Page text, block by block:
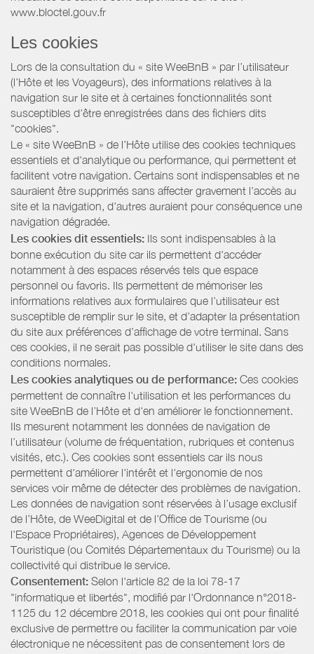
www.bloctel.gouv.fr
Les cookies
Lors de la consultation du « site WeeBnB » par l’utilisateur
(l’Hôte et les Voyageurs), des informations relatives à la
navigation sur le site et à certaines fonctionnalités sont
susceptibles d'être enregistrées dans des fichiers dits
"cookies".
Le « site WeeBnB » de l’Hôte utilise des cookies techniques
essentiels et d'analytique ou performance, qui permettent et
facilitent votre navigation. Certains sont indispensables et ne
sauraient être supprimés sans affecter gravement l’accès au
site et la navigation, d’autres auraient pour conséquence une
navigation dégradée.
Les cookies dit essentiels: Ils sont indispensables à la
bonne exécution du site car ils permettent d'accéder
notamment à des espaces réservés tels que espace
personnel ou favoris. Ils permettent de mémoriser les
informations relatives aux formulaires que l’utilisateur est
susceptible de remplir sur le site, et d’adapter la présentation
du site aux préférences d’affichage de votre terminal. Sans
ces cookies, il ne serait pas possible d'utiliser le site dans des
conditions normales.
Les cookies analytiques ou de performance: Ces cookies
permettent de connaître l'utilisation et les performances du
site WeeBnB de l’Hôte et d'en améliorer le fonctionnement.
Ils mesurent notamment les données de navigation de
l’utilisateur (volume de fréquentation, rubriques et contenus
visités, etc.). Ces cookies sont essentiels car ils nous
permettent d'améliorer l'intérêt et l'ergonomie de nos
services voir même de détecter des problèmes de navigation.
Les données de navigation sont réservées à l’usage exclusif
de l’Hôte, de WeeDigital et de l’Office de Tourisme (ou
l'Espace Propriétaires), Agences de Développement
Touristique (ou Comités Départementaux du Tourisme) ou la
collectivité qui distribue le service.
Consentement: Selon l'article 82 de la loi 78-17
"informatique et libertés", modifié par l'Ordonnance n°2018-
1125 du 12 décembre 2018, les cookies qui ont pour finalité
exclusive de permettre ou faciliter la communication par voie
électronique ne nécessitent pas de consentement lors de